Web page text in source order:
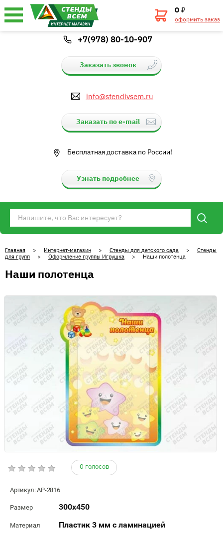
0₽
оформить заказ
+7(978) 80-10-907
Заказать звонок
info@stendivsem.ru
Заказать по e-mail
Бесплатная доставка по России!
Узнать подробнее
Главная > Интернет-магазин > Стенды для детского сада > Стенды
для групп > Оформление группы Игрушка > Наши полотенца
Наши полотенца
0 голосов
Артикул:АР-2816
Размер 300х450
Материал Пластик 3 мм с ламинацией